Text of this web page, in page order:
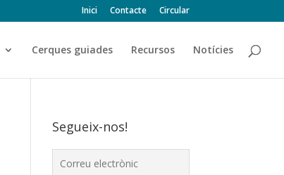
Inici Contacte Circular
Cerques guiades Recursos Notícies
Segueix-nos!